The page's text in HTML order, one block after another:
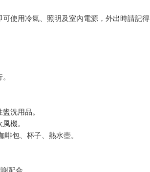
使用冷氣、照明及室內電源，外出時請記得
洗用品。
機。
包、杯子、熱水壺。